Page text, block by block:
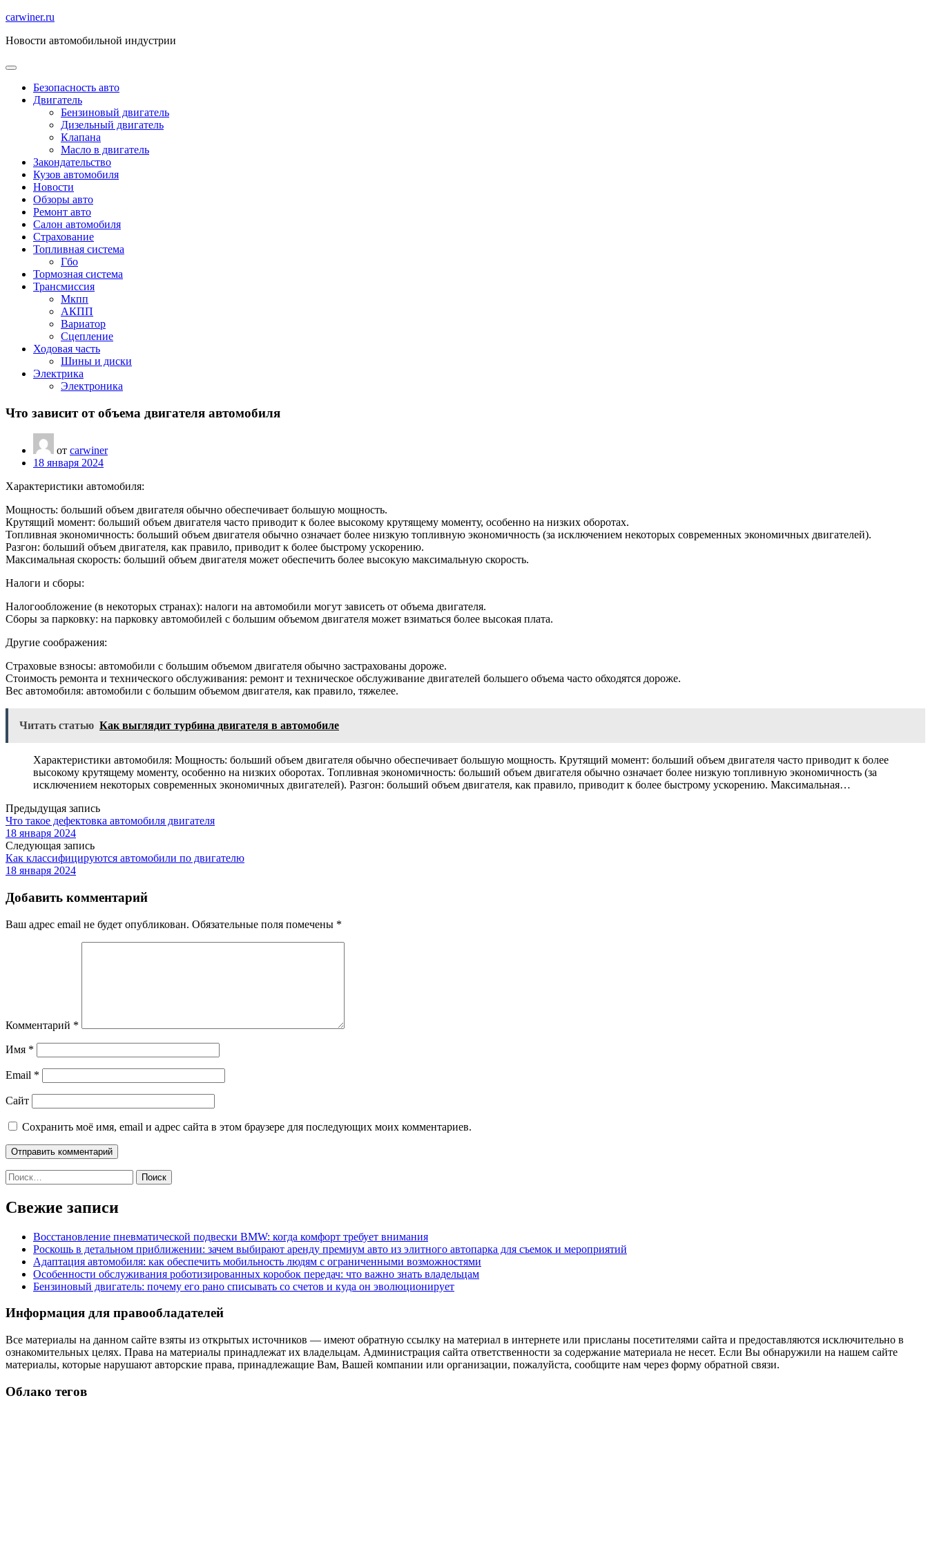
Перейти
содержимому
carwiner.ru
Новости автомобильной индустрии
Безопасность авто
Двигатель
Бензиновый двигатель
Дизельный двигатель
Клапана
Масло в двигатель
Закондательство
Кузов автомобиля
Новости
Обзоры авто
Ремонт авто
Салон автомобиля
Страхование
Топливная система
Гбо
Тормозная система
Трансмиссия
Мкпп
АКПП
Вариатор
Сцепление
Ходовая часть
Шины и диски
Электрика
Электроника
Что зависит от объема двигателя автомобиля
от carwiner
18 января 2024
Характеристики автомобиля:
Мощность: больший объем двигателя обычно обеспечивает большую мощность.
Крутящий момент: больший объем двигателя часто приводит к более высокому крутящему моменту, особенно на низких оборотах.
Топливная экономичность: больший объем двигателя обычно означает более низкую топливную экономичность (за исключением некоторых современных экономичных двигателей).
Разгон: больший объем двигателя, как правило, приводит к более быстрому ускорению.
Максимальная скорость: больший объем двигателя может обеспечить более высокую максимальную скорость.
Налоги и сборы:
Налогообложение (в некоторых странах): налоги на автомобили могут зависеть от объема двигателя.
Сборы за парковку: на парковку автомобилей с большим объемом двигателя может взиматься более высокая плата.
Другие соображения:
Страховые взносы: автомобили с большим объемом двигателя обычно застрахованы дороже.
Стоимость ремонта и технического обслуживания: ремонт и техническое обслуживание двигателей большего объема часто обходятся дороже.
Вес автомобиля: автомобили с большим объемом двигателя, как правило, тяжелее.
Читать статью Как выглядит турбина двигателя в автомобиле
Характеристики автомобиля: Мощность: больший объем двигателя обычно обеспечивает большую мощность. Крутящий момент: больший объем двигателя часто приводит к более
высокому крутящему моменту, особенно на низких оборотах. Топливная экономичность: больший объем двигателя обычно означает более низкую топливную экономичность (за
исключением некоторых современных экономичных двигателей). Разгон: больший объем двигателя, как правило, приводит к более быстрому ускорению. Максимальная…
Предыдущая запись
Что такое дефектовка автомобиля двигателя
18 января 2024
Следующая запись
Как классифицируются автомобили по двигателю
18 января 2024
Добавить комментарий
Ваш адрес email не будет опубликован. Обязательные поля помечены *
Комментарий *
Имя *
Email *
Сайт
Сохранить моё имя, email и адрес сайта в этом браузере для последующих моих комментариев.
Найти:
Свежие записи
Восстановление пневматической подвески BMW: когда комфорт требует внимания
Роскошь в детальном приближении: зачем выбирают аренду премиум авто из элитного автопарка для съемок и мероприятий
Адаптация автомобиля: как обеспечить мобильность людям с ограниченными возможностями
Особенности обслуживания роботизированных коробок передач: что важно знать владельцам
Бензиновый двигатель: почему его рано списывать со счетов и куда он эволюционирует
Информация для правообладателей
Все материалы на данном сайте взяты из открытых источников — имеют обратную ссылку на материал в интернете или присланы посетителями сайта и предоставляются исключительно в
ознакомительных целях. Права на материалы принадлежат их владельцам. Администрация сайта ответственности за содержание материала не несет. Если Вы обнаружили на нашем сайте
материалы, которые нарушают авторские права, принадлежащие Вам, Вашей компании или организации, пожалуйста, сообщите нам через форму обратной связи.
Облако тегов